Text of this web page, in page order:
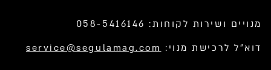
מנויים ושירות לקוחות: 058-5416146
דוא”ל לרכישת מנוי: service@segulamag.com